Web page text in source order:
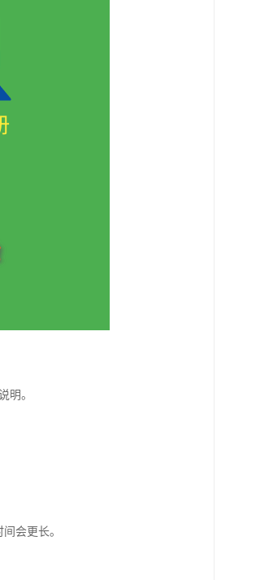
明。
会更长。